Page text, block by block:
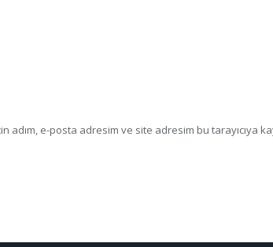
adım, e-posta adresim ve site adresim bu tarayıcıya